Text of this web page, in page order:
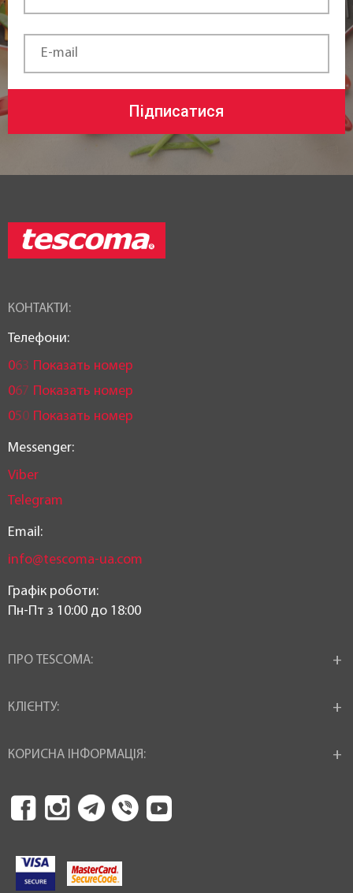
Підписатися
КОНТАКТИ:
Телефони:
063 Показать номер
067 Показать номер
050 Показать номер
Messenger:
Viber
Telegram
Email:
info@tescoma-ua.com
Графік роботи:
Пн-Пт з 10:00 до 18:00
ПРО TESCOMA:
КЛІЄНТУ:
КОРИСНА ІНФОРМАЦІЯ: